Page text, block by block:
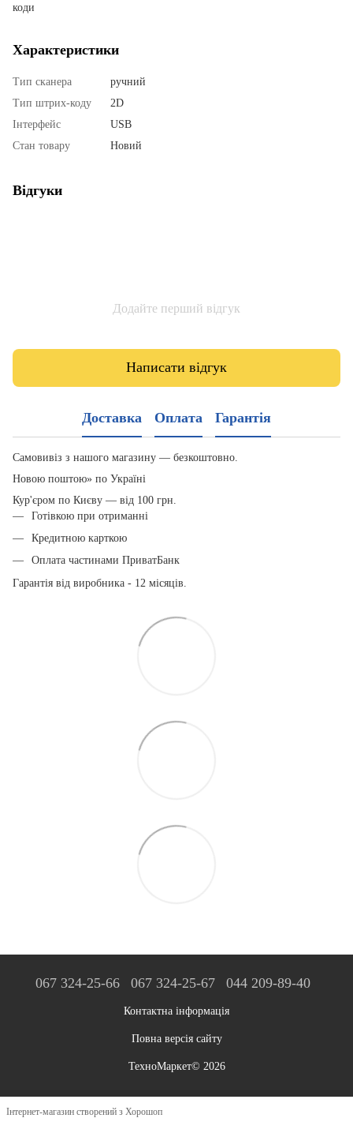
коди
Характеристики
Тип сканера
ручний
Тип штрих-коду
2D
Інтерфейс
USB
Стан товару
Новий
Відгуки
Додайте перший відгук
Написати відгук
Доставка Оплата Гарантія
Самовивіз з нашого магазину — безкоштовно.
Новою поштою» по Україні
Кур'єром по Києву — від 100 грн.
Готівкою при отриманні
Кредитною карткою
Оплата частинами ПриватБанк
Гарантія від виробника - 12 місяців.
067 324-25-66 067 324-25-67 044 209-89-40
Контактна інформація
Повна версія сайту
ТехноМаркет© 2026
Інтернет-магазин створений з Хорошоп